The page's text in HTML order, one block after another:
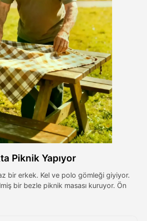
şablonları görüntüle
Piknik Yapıyor
bir erkek. Kel ve polo gömleği giyiyor.
bir bezle piknik masası kuruyor. Ön